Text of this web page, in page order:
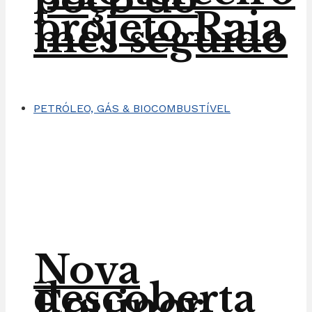
projeto Raia
Nova
descoberta
mês seguido
PETRÓLEO, GÁS & BIOCOMBUSTÍVEL